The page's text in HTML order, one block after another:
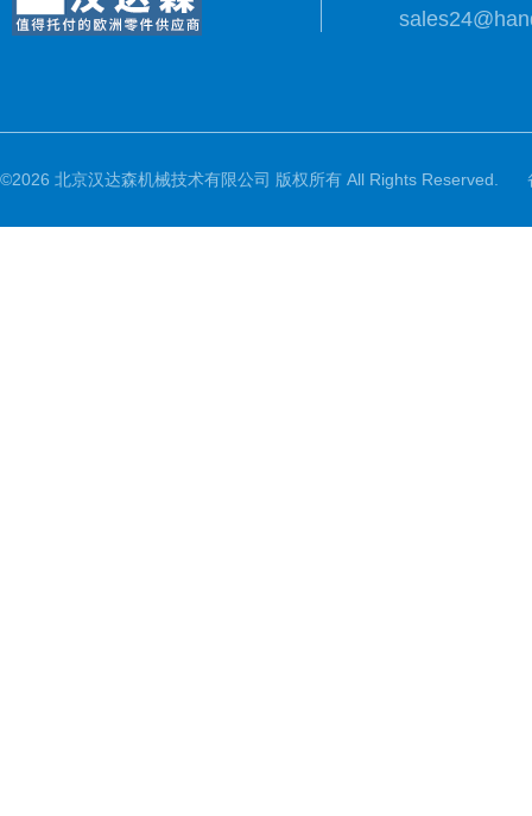
©2026 北京汉达森机械技术有限公司 版权所有 All Rights Reserved.